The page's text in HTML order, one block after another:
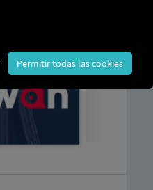
Permitir todas las cookies